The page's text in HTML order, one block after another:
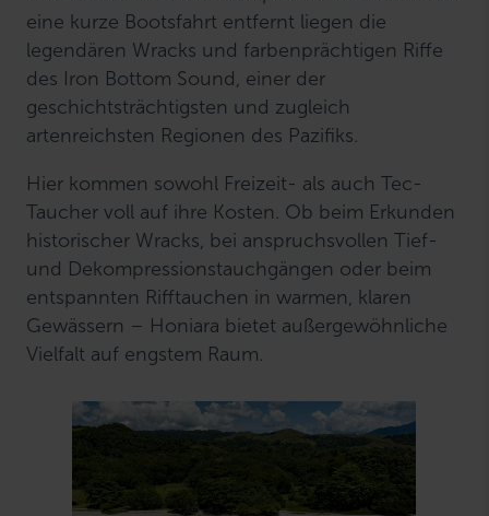
eine kurze Bootsfahrt entfernt liegen die
legendären Wracks und farbenprächtigen Riffe
des Iron Bottom Sound, einer der
geschichtsträchtigsten und zugleich
artenreichsten Regionen des Pazifiks.
Hier kommen sowohl Freizeit- als auch Tec-
Taucher voll auf ihre Kosten. Ob beim Erkunden
historischer Wracks, bei anspruchsvollen Tief-
und Dekompressionstauchgängen oder beim
entspannten Rifftauchen in warmen, klaren
Gewässern – Honiara bietet außergewöhnliche
Vielfalt auf engstem Raum.